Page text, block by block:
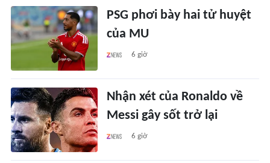
PSG phơi bày hai tử huyệt
của MU
6 giờ
Nhận xét của Ronaldo về
Messi gây sốt trở lại
6 giờ